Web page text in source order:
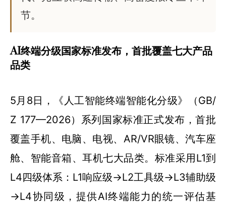
节。
AI终端分级国家标准发布，首批覆盖七大产品
品类
5月8日，《人工智能终端智能化分级》（GB/
Z 177—2026）系列国家标准正式发布，首批
覆盖手机、电脑、电视、AR/VR眼镜、汽车座
舱、智能音箱、耳机七大品类。标准采用L1到
L4四级体系：L1响应级→L2工具级→L3辅助级
→L4协同级，提供AI终端能力的统一评估基